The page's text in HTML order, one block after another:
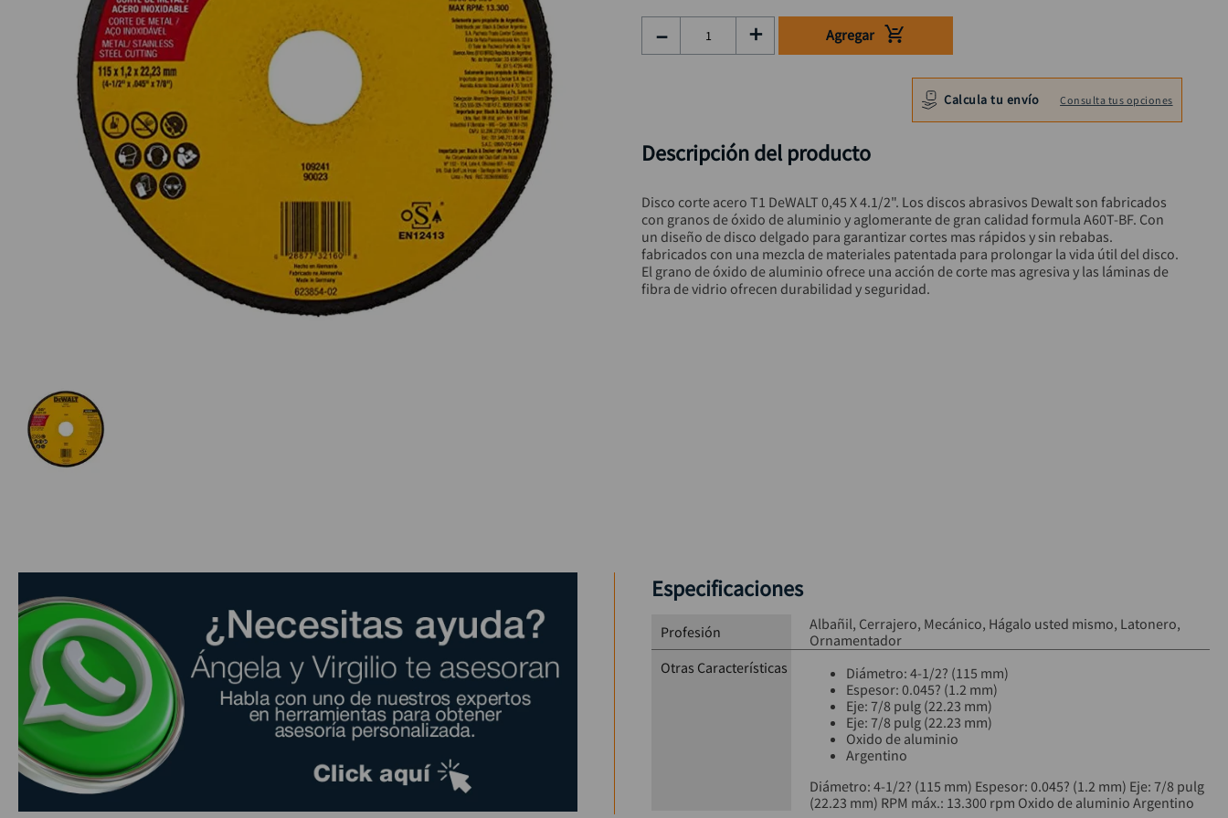
＋
－ Agregar
Calcula tu envío Consulta tus opciones
Descripción del producto
Disco corte acero T1 DeWALT 0,45 X 4.1/2". Los discos abrasivos Dewalt son fabricados
con granos de óxido de aluminio y aglomerante de gran calidad formula A60T-BF. Con
un diseño de disco delgado para garantizar cortes mas rápidos y sin rebabas.
fabricados con una mezcla de materiales patentada para prolongar la vida útil del disco.
El grano de óxido de aluminio ofrece una acción de corte mas agresiva y las láminas de
fibra de vidrio ofrecen durabilidad y seguridad.
Especificaciones
Profesión Albañil Cerrajero Mecánico Hágalo usted mismo Latonero
Ornamentador
Otras Características
Diámetro: 4-1/2? (115 mm)
Espesor: 0.045? (1.2 mm)
Eje: 7/8 pulg (22.23 mm)
Eje: 7/8 pulg (22.23 mm)
Oxido de aluminio
Argentino
Diámetro: 4-1/2? (115 mm) Espesor: 0.045? (1.2 mm) Eje: 7/8 pulg
(22.23 mm) RPM máx.: 13.300 rpm Oxido de aluminio Argentino
10. llave impacto